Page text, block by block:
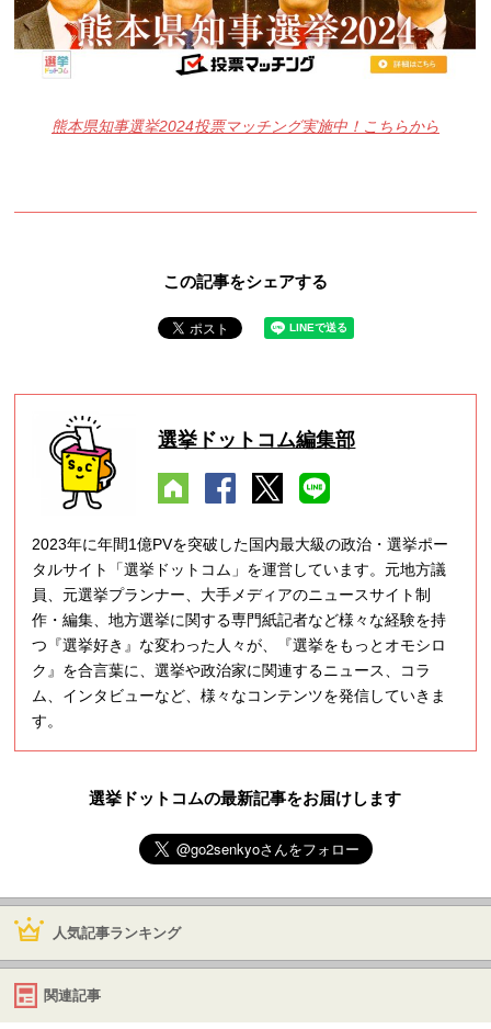
熊本県知事選挙2024投票マッチング実施中！こちらから
この記事をシェアする
選挙ドットコム編集部
2023年に年間1億PVを突破した国内最大級の政治・選挙ポー
タルサイト「選挙ドットコム」を運営しています。元地方議
員、元選挙プランナー、大手メディアのニュースサイト制
作・編集、地方選挙に関する専門紙記者など様々な経験を持
つ『選挙好き』な変わった人々が、『選挙をもっとオモシロ
ク』を合言葉に、選挙や政治家に関連するニュース、コラ
ム、インタビューなど、様々なコンテンツを発信していきま
す。
選挙ドットコムの最新記事をお届けします
人気記事ランキング
関連記事